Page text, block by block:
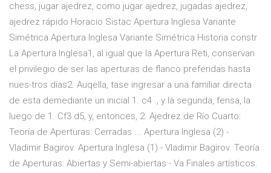
chess, jugar ajedrez, como jugar ajedrez, jugadas ajedrez,
ajedrez rápido Horacio Sistac Apertura Inglesa Variante
Simétrica Apertura Inglesa Variante Simétrica Historia constr
La Apertura Inglesa1, al igual que la Apertura Reti, conservan
el privilegio de ser las aperturas de flanco preferidas hasta
nues-tros días2. Auqella, tase ingresar a una familiar directa
de esta demediante un inicial 1. c4 ., y la segunda, fensa, la
luego de 1. Cf3 d5, y, entonces, 2. Ajedrez de Río Cuarto:
Teoría de Aperturas: Cerradas ... Apertura Inglesa (2) -
Vladimir Bagirov. Apertura Inglesa (1) - Vladimir Bagirov. Teoría
de Aperturas: Abiertas y Semi-abiertas - Va Finales artísticos.